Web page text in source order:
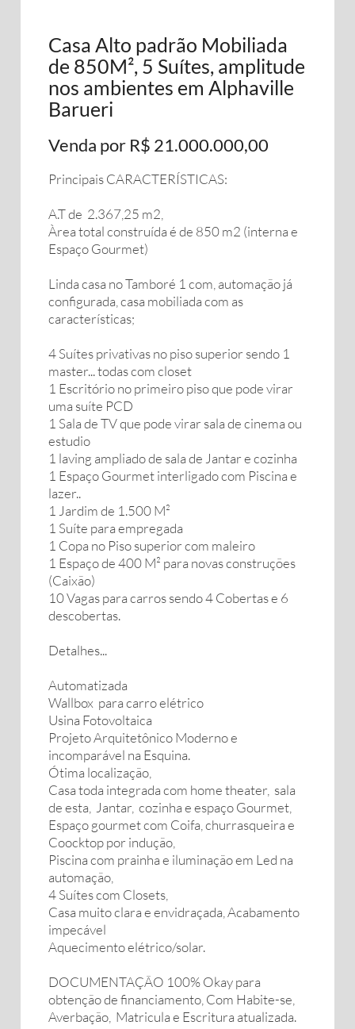
Casa Alto padrão Mobiliada
de 850M², 5 Suítes, amplitude
nos ambientes em Alphaville
Barueri
Venda por R$ 21.000.000,00
Principais CARACTERÍSTICAS:
A.T de 2.367,25 m2,
Àrea total construída é de 850 m2 (interna e
Espaço Gourmet)
Linda casa no Tamboré 1 com, automação já
configurada, casa mobiliada com as
características;
4 Suítes privativas no piso superior sendo 1
master... todas com closet
1 Escritório no primeiro piso que pode virar
uma suíte PCD
1 Sala de TV que pode virar sala de cinema ou
estudio
1 laving ampliado de sala de Jantar e cozinha
1 Espaço Gourmet interligado com Piscina e
lazer..
1 Jardim de 1.500 M²
1 Suíte para empregada
1 Copa no Piso superior com maleiro
1 Espaço de 400 M² para novas construções
(Caixão)
10 Vagas para carros sendo 4 Cobertas e 6
descobertas.
Detalhes...
Automatizada
Wallbox para carro elétrico
Usina Fotovoltaica
Projeto Arquitetônico Moderno e
incomparável na Esquina.
Ótima localização,
Casa toda integrada com home theater, sala
de esta, Jantar, cozinha e espaço Gourmet,
Espaço gourmet com Coifa, churrasqueira e
Coocktop por indução,
Piscina com prainha e iluminação em Led na
automação,
4 Suítes com Closets,
Casa muito clara e envidraçada, Acabamento
impecável
Aquecimento elétrico/solar.
DOCUMENTAÇÃO 100% Okay para
obtenção de financiamento, Com Habite-se,
Averbação, Matricula e Escritura atualizada.